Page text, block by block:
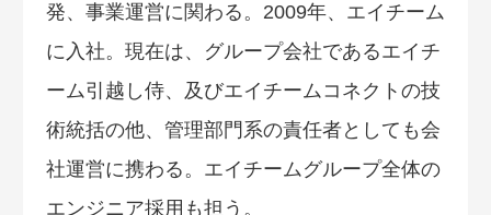
発、事業運営に関わる。2009年、エイチーム
に入社。現在は、グループ会社であるエイチ
ーム引越し侍、及びエイチームコネクトの技
術統括の他、管理部門系の責任者としても会
社運営に携わる。エイチームグループ全体の
エンジニア採用も担う。